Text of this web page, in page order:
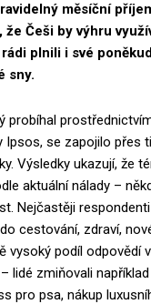
měsíční
Češi by výhru
plnili i své
sny.
probíhal
Ipsos, se zapojilo přes
Výsledky ukazují, že
aktuální nálady –
Nejčastěji
cestování, zdraví,
vysoký podíl odpovědí
lidé zmiňovali
pro psa, nákup